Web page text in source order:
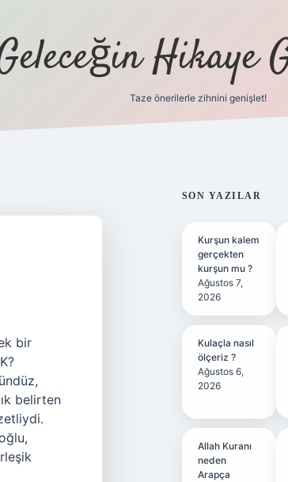
Hikaye
Taze önerilerle zihnini genişlet!
bir
belirten
SON YAZILAR
Kurşun kalem
gerçekten
kurşun mu ?
Ağustos 7,
2026
Kulaçla nasıl
ölçeriz ?
Ağustos 6,
2026
Allah Kuranı
neden
Arapça